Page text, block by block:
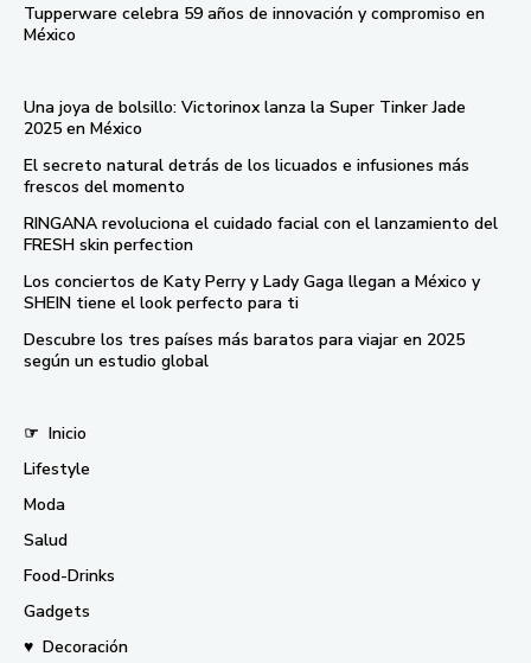
Tupperware celebra 59 años de innovación y compromiso en
México
Una joya de bolsillo: Victorinox lanza la Super Tinker Jade
2025 en México
El secreto natural detrás de los licuados e infusiones más
frescos del momento
RINGANA revoluciona el cuidado facial con el lanzamiento del
FRESH skin perfection
Los conciertos de Katy Perry y Lady Gaga llegan a México y
SHEIN tiene el look perfecto para ti
Descubre los tres países más baratos para viajar en 2025
según un estudio global
☞ Inicio
Lifestyle
Moda
Salud
Food-Drinks
Gadgets
♥ Decoración